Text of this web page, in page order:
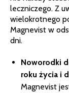
leczniczego. Z
wielokrotnego
Magnevist w
dni.
Noworodki
roku życia i
Magnevist